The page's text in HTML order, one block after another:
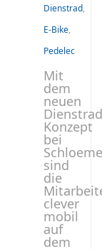
Dienstrad,
E-Bike,
Pedelec
Mit
dem
neuen
Konzept
bei
sind
die
clever
mobil
auf
dem